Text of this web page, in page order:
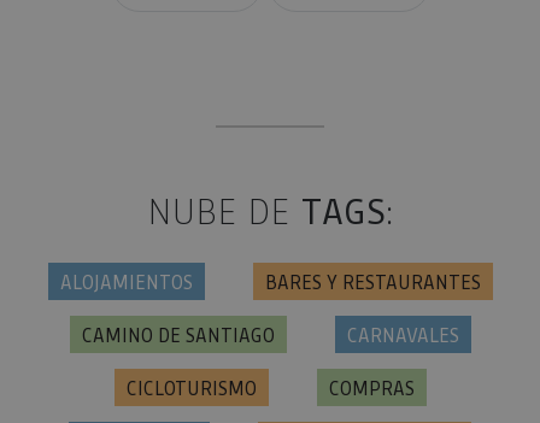
NUBE DE TAGS:
ALOJAMIENTOS BARES Y RESTAURANTES
CAMINO DE SANTIAGO CARNAVALES
CICLOTURISMO COMPRAS